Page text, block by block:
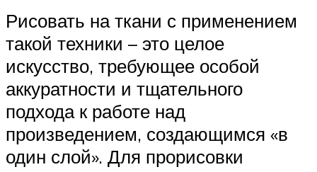
Рисовать на ткани с применением
такой техники – это целое
искусство, требующее особой
аккуратности и тщательного
подхода к работе над
произведением, создающимся «в
один слой». Для прорисовки